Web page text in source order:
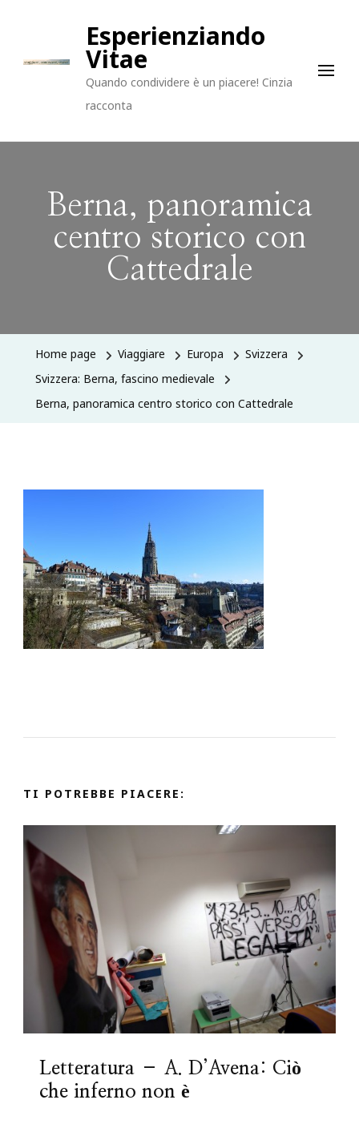
Esperienziando
Vitae
Quando condividere è un piacere! Cinzia
racconta
Berna, panoramica
centro storico con
Cattedrale
Home page Viaggiare Europa
Svizzera
Svizzera: Berna, fascino medievale
Berna, panoramica centro storico con Cattedrale
TI POTREBBE PIACERE:
Letteratura – A. D’Avena: Ciò
che inferno non è